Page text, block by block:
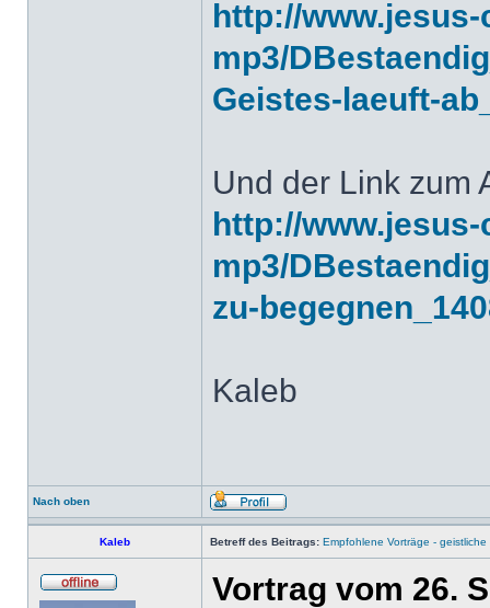
http://
mp3/
Geistes-laeuft-
Und der Link zum
http://
mp3/
zu-
Kaleb
Nach oben
Kaleb Betreff des Beitrags: Empfohlene Vorträge - geistliche
Vortrag vom 26.